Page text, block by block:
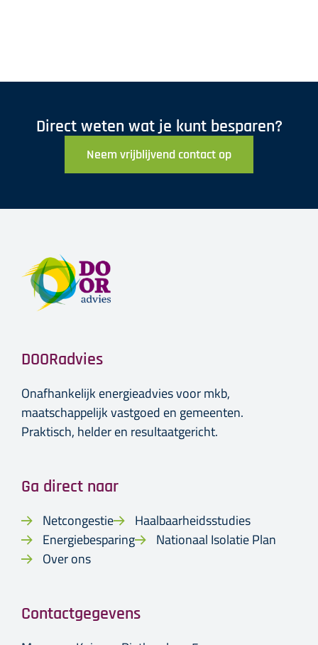
Direct weten wat je kunt besparen?
Neem vrijblijvend contact op
DOORadvies
Onafhankelijk energieadvies voor mkb,
maatschappelijk vastgoed en gemeenten.
Praktisch, helder en resultaatgericht.
Ga direct naar
Netcongestie
Haalbaarheidsstudies
Energiebesparing
Nationaal Isolatie Plan
Over ons
Contactgegevens